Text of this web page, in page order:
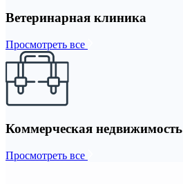
Ветеринарная клиника
Просмотреть все
Коммерческая недвижимость
Просмотреть все